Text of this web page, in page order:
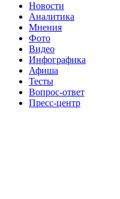
Новости
Аналитика
Мнения
Фото
Видео
Инфографика
Афиша
Тесты
Вопрос-ответ
Пресс-центр